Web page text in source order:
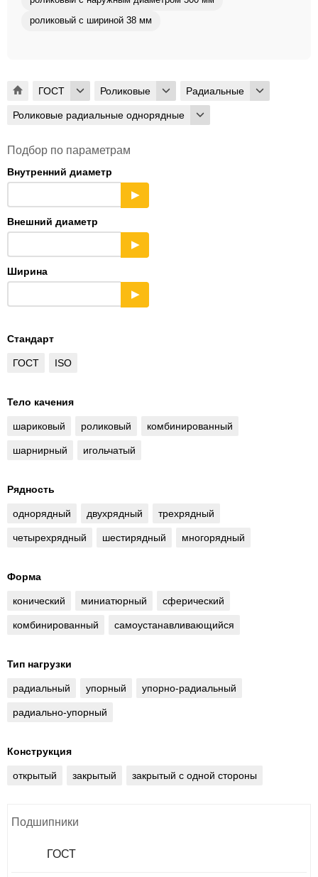
роликовый с шириной 38 мм
ГОСТ Роликовые Радиальные
Роликовые радиальные однорядные
Подбор по параметрам
Внутренний диаметр
▶
Внешний диаметр
▶
Ширина
▶
Стандарт
ГОСТ ISO
Тело качения
шариковый роликовый комбинированный
шарнирный игольчатый
Рядность
однорядный двухрядный трехрядный
четырехрядный шестирядный многорядный
Форма
конический миниатюрный сферический
комбинированный самоустанавливающийся
Тип нагрузки
радиальный упорный упорно-радиальный
радиально-упорный
Конструкция
открытый закрытый закрытый с одной стороны
Подшипники
ГОСТ